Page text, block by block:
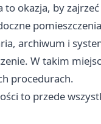
to okazja, by
archiwum i
W takim
procedurach.
to przede